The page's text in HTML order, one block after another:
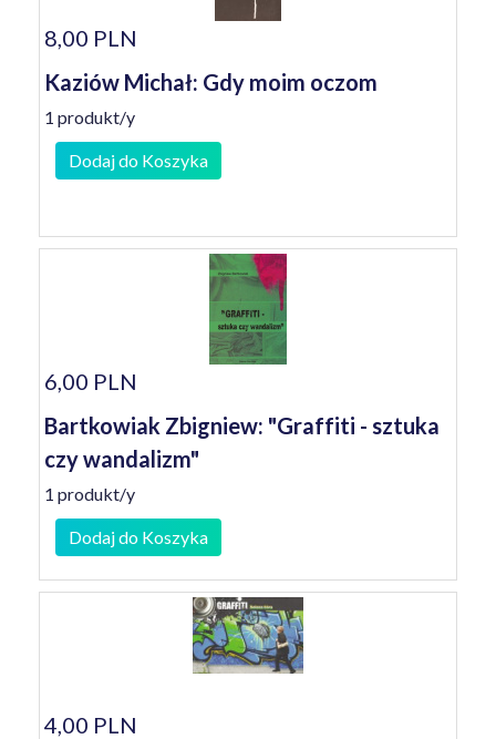
8,00 PLN
Kaziów Michał: Gdy moim oczom
1 produkt/y
Dodaj do Koszyka
6,00 PLN
Bartkowiak Zbigniew: "Graffiti - sztuka
czy wandalizm"
1 produkt/y
Dodaj do Koszyka
4,00 PLN